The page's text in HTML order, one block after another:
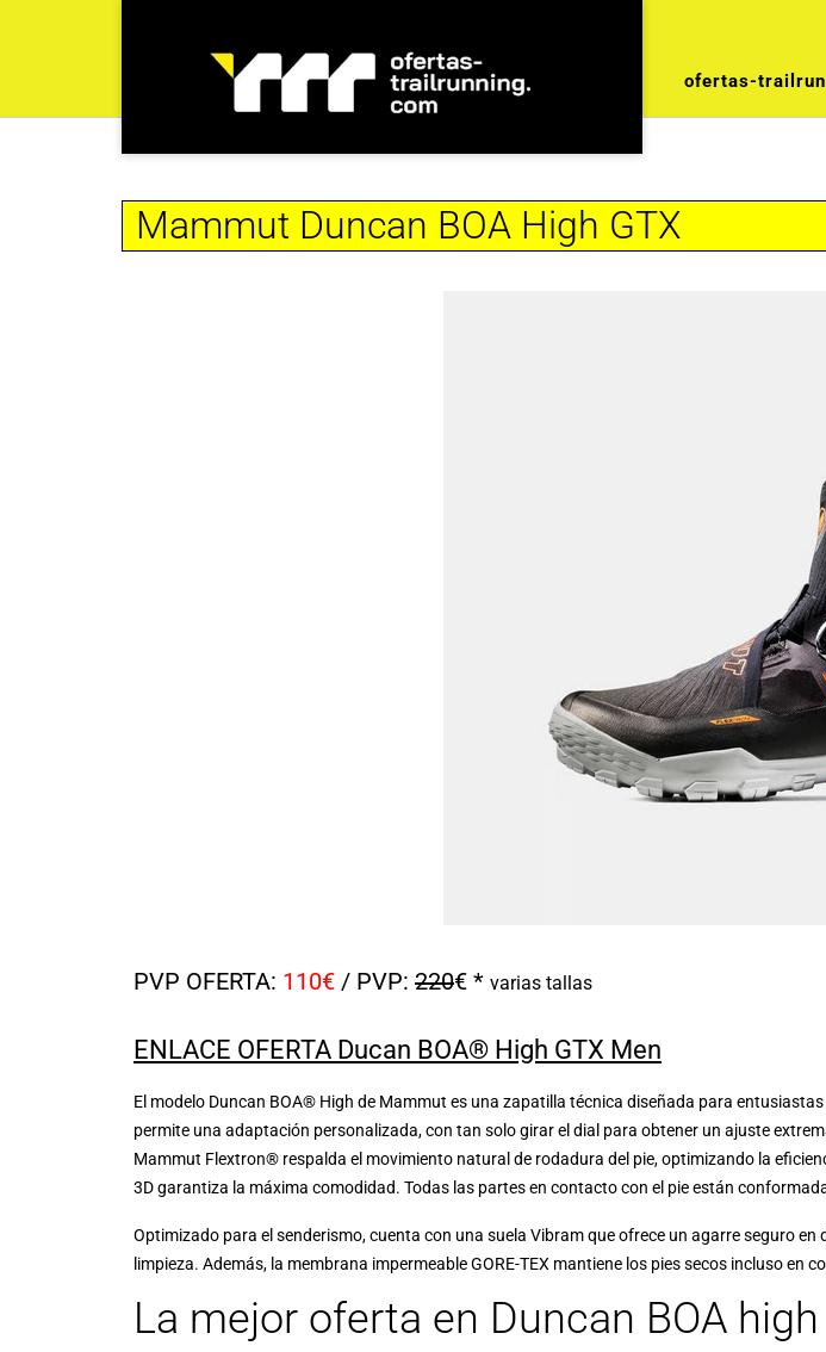
ofertas-
Mammut Duncan BOA High GTX
PVP OFERTA: 110€ / PVP: 220€ * varias tallas
ENLACE OFERTA Ducan BOA® High GTX Men
El modelo Duncan BOA® High de Mammut es una zapatilla técnica diseñada para
permite una adaptación personalizada, con tan solo girar el dial para obtener un ajuste
Mammut Flextron® respalda el movimiento natural de rodadura del pie, optimizando la
3D garantiza la máxima comodidad. Todas las partes en contacto con el pie están
Optimizado para el senderismo, cuenta con una suela Vibram que ofrece un agarre seguro
limpieza. Además, la membrana impermeable GORE-TEX mantiene los pies secos incluso en
La mejor oferta en Duncan BOA